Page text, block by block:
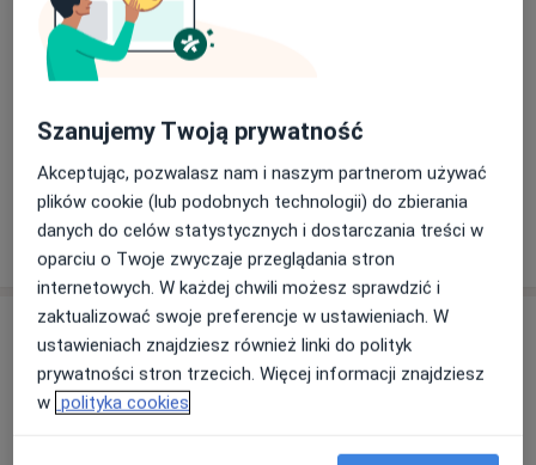
szkoleniach z zakresu psychologii oraz sięgając po
aktualną literaturę specjalistyczną. W pracy z
pacjentem kieruję się indywidualnym podejściem,
uważnością i szacunkiem dla jego tempa oraz potrzeb.
Pracuję z dorosłymi, młodzieżą i dziećmi, wspierając w
trudnościach emocjonalnych, relacyjnych,
adaptacyjnych czy rozwojowych.
Szczególnie ważne jest dla mnie tworzenie
bezpiecznej, nieoceniającej atmosfery – takiej, w której
osoba może poczuć się naprawdę usłyszana i
zrozumiana. Wierzę, że to właśnie relacja oparta na
zaufaniu i autentycznym kontakcie stwarza przestrzeń
Zaburzenia emocjonalne
Zaburzenia osobowości
Dorośli (Tylko pod niektórymi adresami)
Dzieci (Tylko pod niektórymi adresami)
Pokaż więcejo doświadczeniu
Usługi i ceny
Konsultacja psychologiczna
Szczegóły
Szanujemy Twoją prywatność
Akceptując, pozwalasz nam i naszym partnerom używać
plików cookie (lub podobnych technologii) do zbierania
danych do celów statystycznych i dostarczania treści w
oparciu o Twoje zwyczaje przeglądania stron
internetowych. W każdej chwili możesz sprawdzić i
zaktualizować swoje preferencje w ustawieniach. W
ustawieniach znajdziesz również linki do polityk
prywatności stron trzecich. Więcej informacji znajdziesz
w polityka cookies